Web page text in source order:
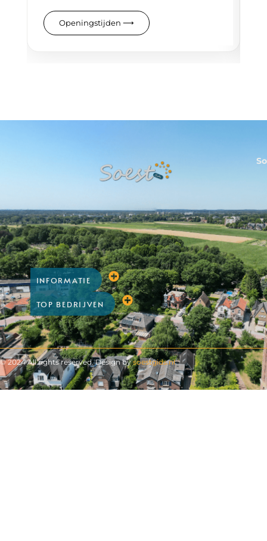
Openingstijden ⟶
INFORMATIE
TOP BEDRIJVEN
© 2024 All rights reserved. Design bysoestgids.nl